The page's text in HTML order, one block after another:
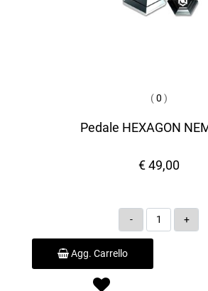
(0 )
Pedale HEXAGON
€ 49,00
Quantità
Agg. Carrello